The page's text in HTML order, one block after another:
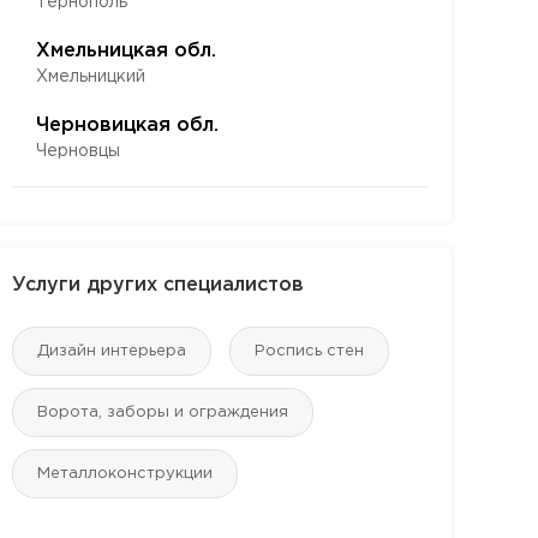
Хмельницкая обл.
Хмельницкий
Черновицкая обл.
Черновцы
Услуги других специалистов
Дизайн интерьера Роспись стен
Ворота, заборы и ограждения
Mеталлоконструкции